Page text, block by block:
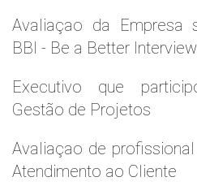
Avaliaçao da Empresa
BBI - Be a Better
Executivo que
Gestão de Projetos
Avaliaçao de
Atendimento ao Cliente